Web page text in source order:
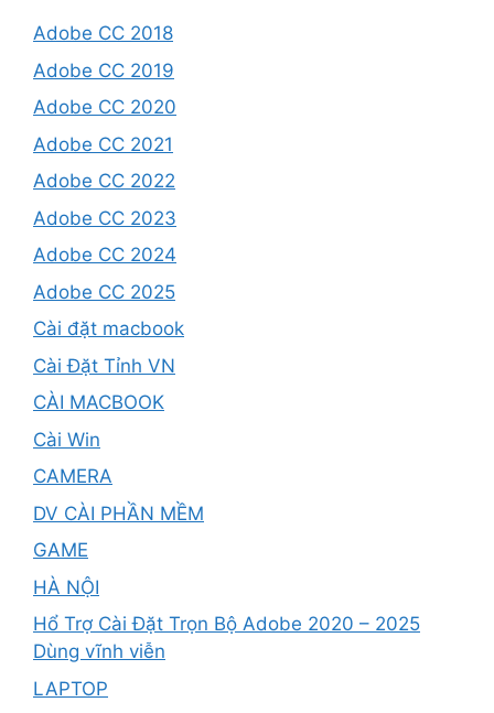
Adobe CC 2018
Adobe CC 2019
Adobe CC 2020
Adobe CC 2021
Adobe CC 2022
Adobe CC 2023
Adobe CC 2024
Adobe CC 2025
Cài đặt macbook
Cài Đặt Tỉnh VN
CÀI MACBOOK
Cài Win
CAMERA
DV CÀI PHẦN MỀM
GAME
HÀ NỘI
Hổ Trợ Cài Đặt Trọn Bộ Adobe 2020 – 2025
Dùng vĩnh viễn
LAPTOP